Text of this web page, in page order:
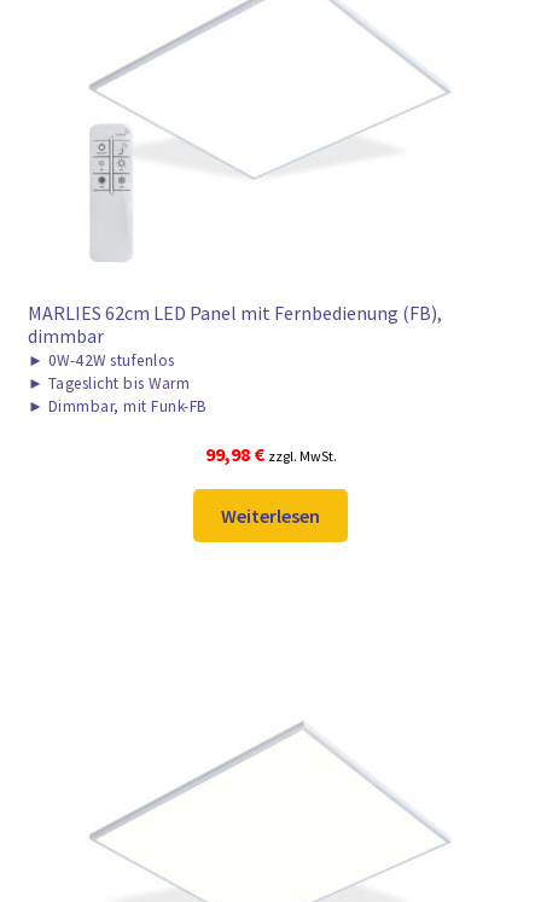
MARLIES 62cm LED Panel mit Fernbedienung (FB),
dimmbar
► 0W-42W stufenlos
► Tageslicht bis Warm
► Dimmbar, mit Funk-FB
99,98 € zzgl. MwSt.
Weiterlesen